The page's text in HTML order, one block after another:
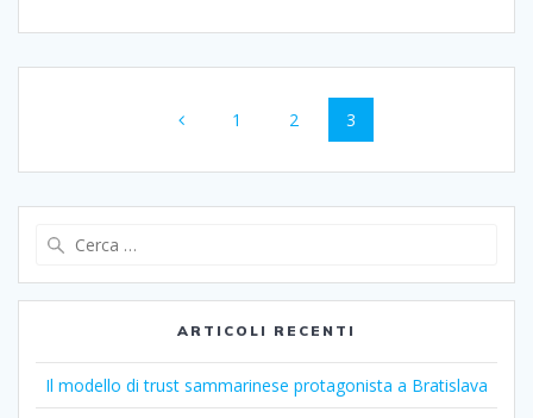
Pagina
1 Pagina
2 Pagina
3
ARTICOLI RECENTI
Il modello di trust sammarinese protagonista a Bratislava